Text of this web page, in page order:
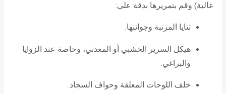
عالية) وقم بتمريرها بدقة على:
ثنايا المرتبة وجوانبها.
هيكل السرير الخشبي أو المعدني، وخاصة عند الزوايا
والبراغي.
خلف اللوحات المعلقة وحواف السجاد.